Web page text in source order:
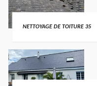
NETTOYAGE DE TOITURE 35